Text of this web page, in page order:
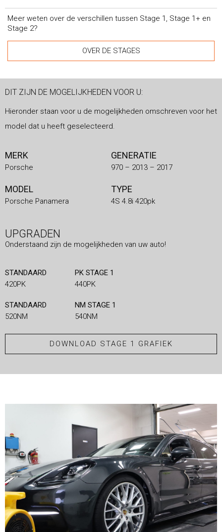
Meer weten over de verschillen tussen Stage 1, Stage 1+ en
Stage 2?
OVER DE STAGES
DIT ZIJN DE MOGELIJKHEDEN VOOR U:
Hieronder staan voor u de mogelijkheden omschreven voor het
model dat u heeft geselecteerd.
MERK
Porsche
GENERATIE
970 – 2013 – 2017
MODEL
Porsche Panamera
TYPE
4S 4.8i 420pk
UPGRADEN
Onderstaand zijn de mogelijkheden van uw auto!
STANDAARD
420PK
PK STAGE 1
440PK
STANDAARD
520NM
NM STAGE 1
540NM
DOWNLOAD STAGE 1 GRAFIEK